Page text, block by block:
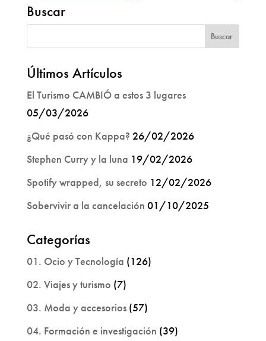
Buscar
Últimos Artículos
El Turismo CAMBIÓ a estos 3 lugares
05/03/2026
¿Qué pasó con Kappa? 26/02/2026
Stephen Curry y la luna 19/02/2026
Spotify wrapped, su secreto 12/02/2026
Sobervivir a la cancelación 01/10/2025
Categorías
01. Ocio y Tecnología (126)
02. Viajes y turismo (7)
03. Moda y accesorios(57)
04. Formación e investigación (39)